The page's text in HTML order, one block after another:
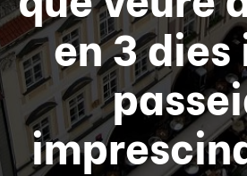
en 3 dies